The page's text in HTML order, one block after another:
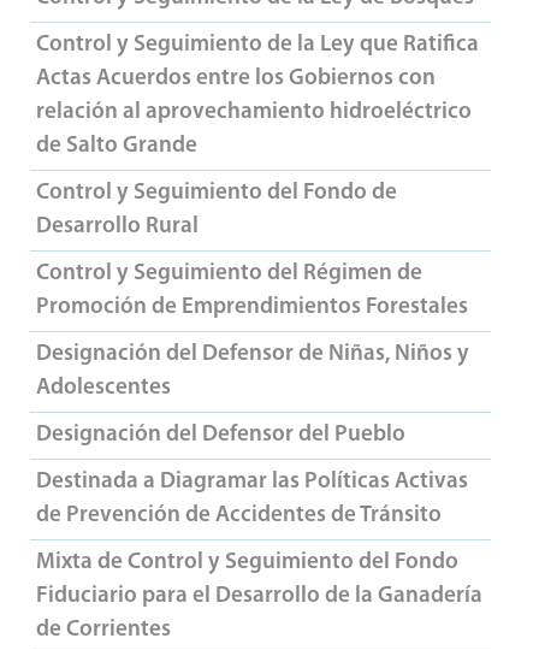
Control y Seguimiento de la Ley que Ratifica
Actas Acuerdos entre los Gobiernos con
relación al aprovechamiento hidroeléctrico
de Salto Grande
Control y Seguimiento del Fondo de
Desarrollo Rural
Control y Seguimiento del Régimen de
Promoción de Emprendimientos Forestales
Designación del Defensor de Niñas, Niños y
Adolescentes
Designación del Defensor del Pueblo
Destinada a Diagramar las Políticas Activas
de Prevención de Accidentes de Tránsito
Mixta de Control y Seguimiento del Fondo
Fiduciario para el Desarrollo de la Ganadería
de Corrientes